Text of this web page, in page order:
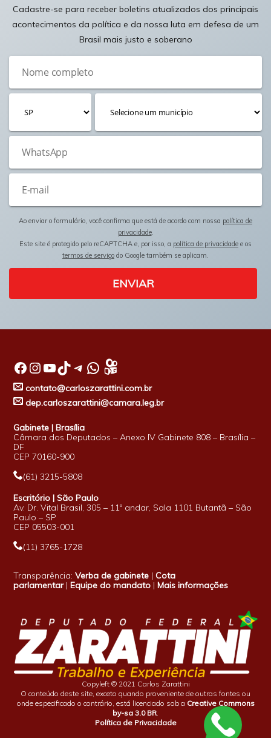
Cadastre-se para receber boletins atualizados dos principais
acontecimentos da política e da nossa luta em defesa de um
Brasil mais justo e soberano
Ao enviar o formulário, você confirma que está de acordo com nossa política de
privacidade.
Este site é protegido pelo reCAPTCHA e, por isso, a política de privacidade e os
termos de serviço do Google também se aplicam.
ENVIAR
Facebook InstagramYoutube TikTok Telegram WhatsApp
contato@carloszarattini.com.br
dep.carloszarattini@camara.leg.br
Gabinete | Brasília
Câmara dos Deputados – Anexo IV Gabinete 808 – Brasília –
DF
CEP 70160-900
(61) 3215-5808
Escritório | São Paulo
Av. Dr. Vital Brasil, 305 – 11º andar, Sala 1101 Butantã – São
Paulo – SP
CEP 05503-001
(11) 3765-1728
Transparência:Verba de gabinete |Cota
parlamentar|Equipe do mandato |Mais informações
Copyleft © 2021 Carlos Zarattini
O conteúdo deste site, exceto quando proveniente de outras fontes ou
onde especificado o contrário, está licenciado sob a Creative Commons
by-sa 3.0 BR
Política de Privacidade